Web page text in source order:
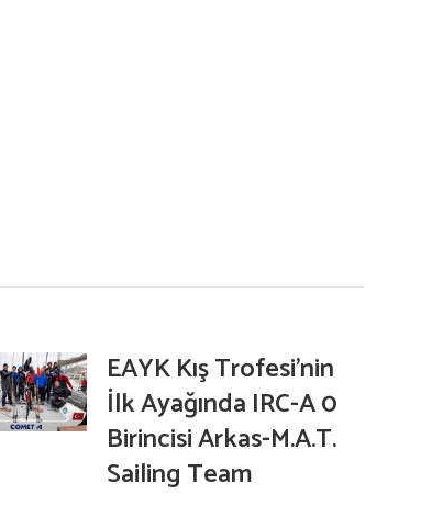
EAYK Kış Trofesi’nin
İlk Ayağında IRC-A 0
Birincisi Arkas-M.A.T.
Sailing Team